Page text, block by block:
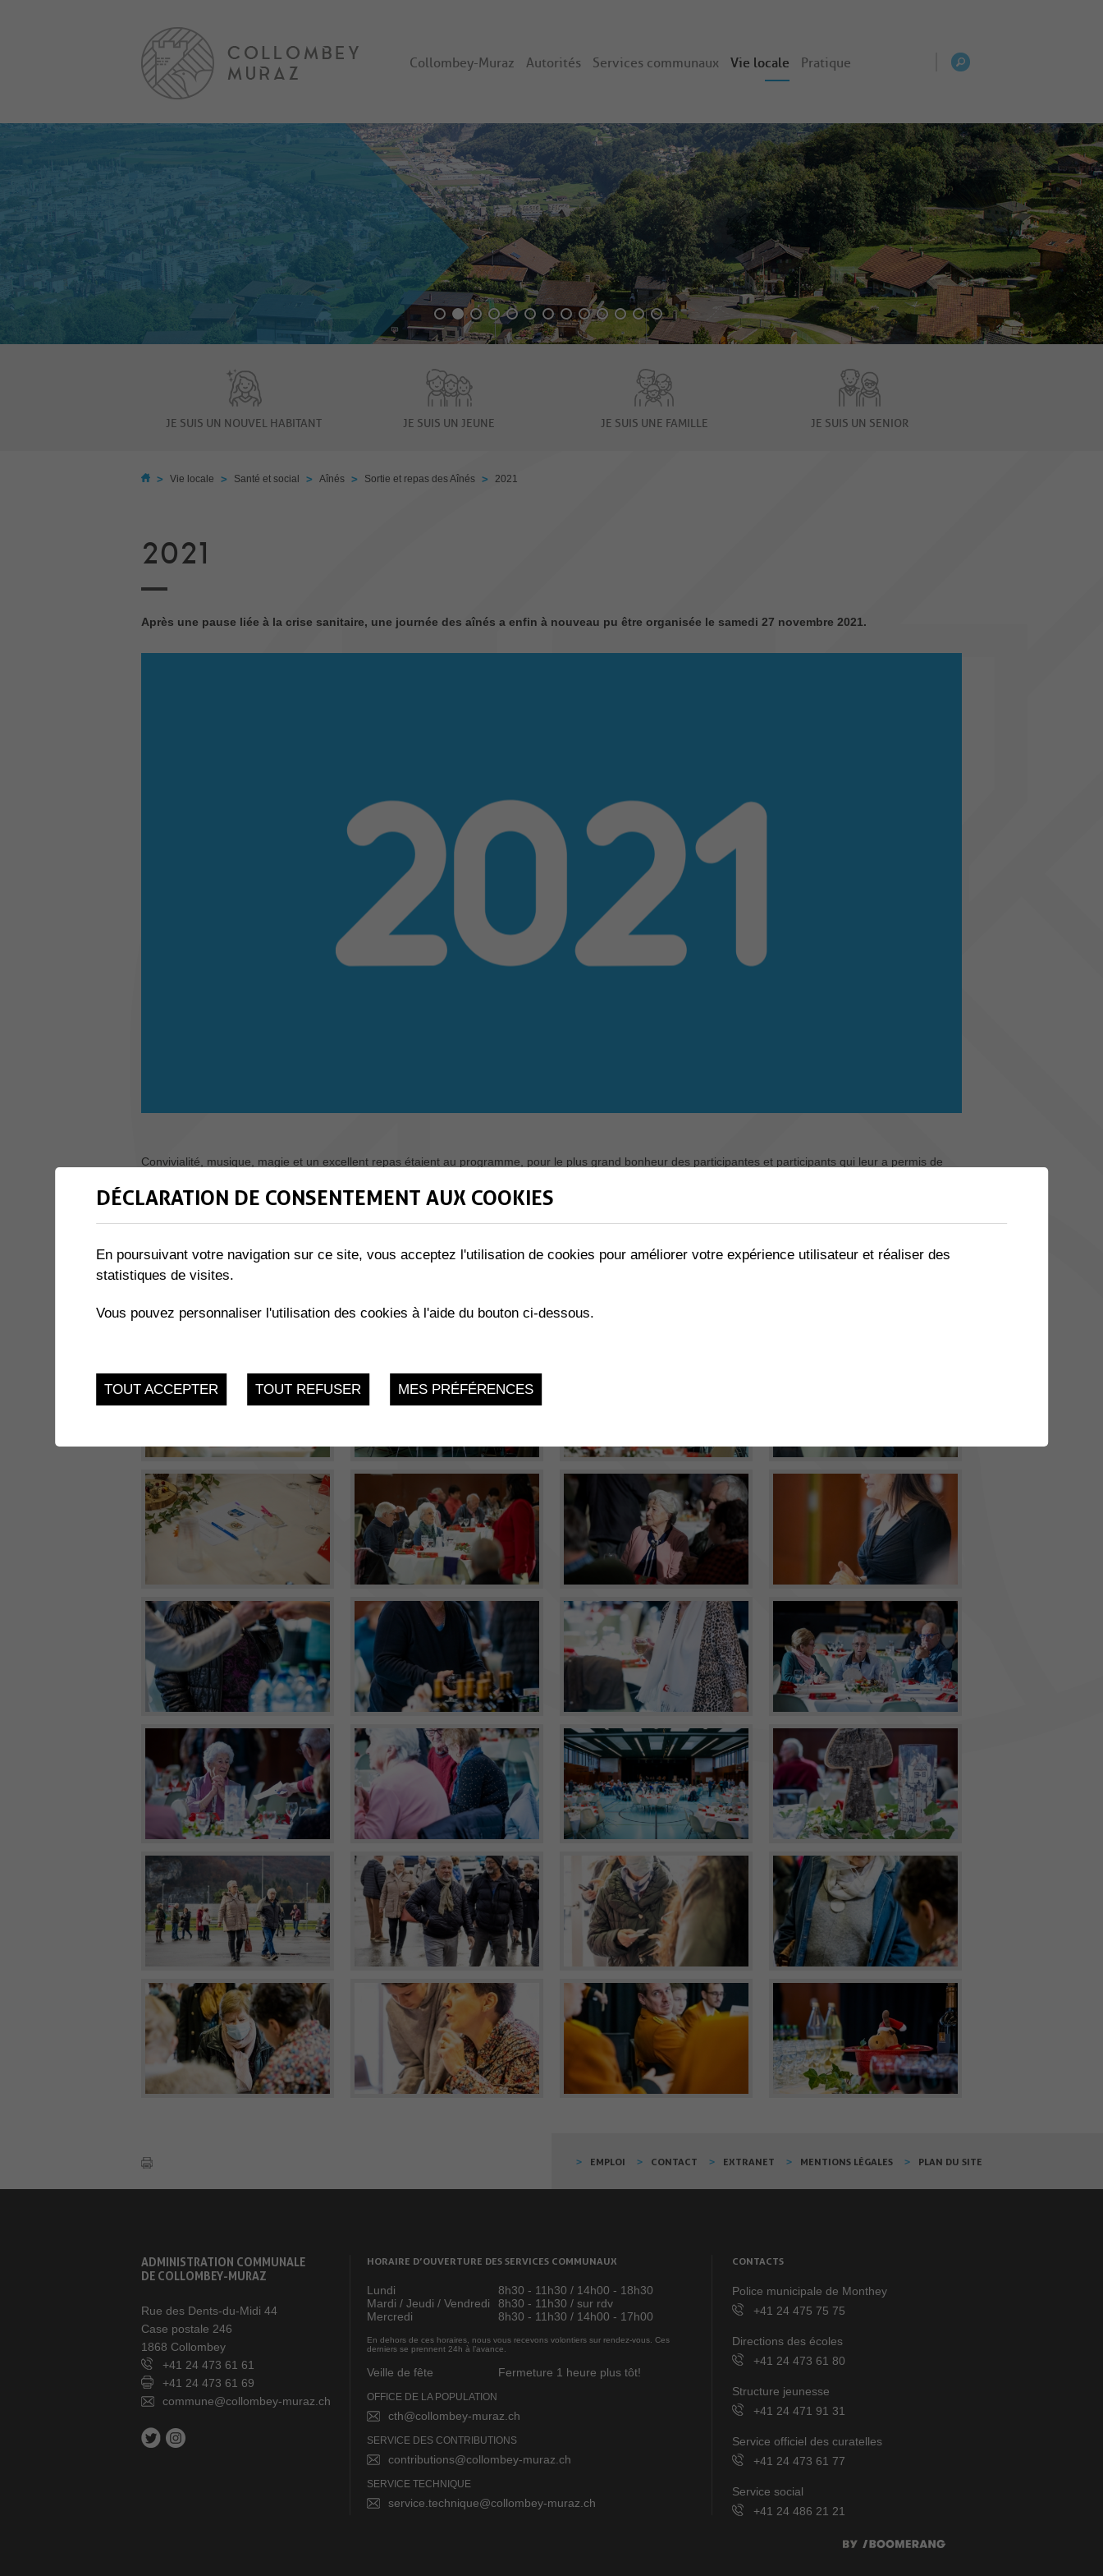
Collombey-Muraz Autorités Services communaux Vie locale Pratique
JE SUIS UN NOUVEL HABITANT JE SUIS UN JEUNE JE SUIS UNE FAMILLE JE SUIS UN SENIOR
> Vie locale > Santé et social > Aînés > Sortie et repas des Aînés > 2021
2021
Après une pause liée à la crise sanitaire, une journée des aînés a enfin à nouveau pu être organisée le samedi 27 novembre 2021.
Convivialité, musique, magie et un excellent repas étaient au programme, pour le plus grand bonheur des participantes et participants qui leur a permis de
EMPLOI CONTACT EXTRANET MENTIONS LÉGALES PLAN DU SITE
ADMINISTRATION COMMUNALE
DE COLLOMBEY-MURAZ
Rue des Dents-du-Midi 44
Case postale 246
1868 Collombey
+41 24 473 61 61
+41 24 473 61 69
commune@collombey-muraz.ch
HORAIRE D’OUVERTURE DES SERVICES COMMUNAUX
Lundi
8h30 - 11h30 / 14h00 - 18h30
Mardi / Jeudi / Vendredi
8h30 - 11h30 / sur rdv
Mercredi
8h30 - 11h30 / 14h00 - 17h00
En dehors de ces horaires, nous vous recevons volontiers sur rendez-vous. Ces
derniers se prennent 24h à l’avance.
Veille de fête Fermeture 1 heure plus tôt!
OFFICE DE LA POPULATION
cth@collombey-muraz.ch
SERVICE DES CONTRIBUTIONS
contributions@collombey-muraz.ch
SERVICE TECHNIQUE
service.technique@collombey-muraz.ch
CONTACTS
Police municipale de Monthey
+41 24 475 75 75
Directions des écoles
+41 24 473 61 80
Structure jeunesse
+41 24 471 91 31
Service officiel des curatelles
+41 24 473 61 77
Service social
+41 24 486 21 21
DÉCLARATION DE CONSENTEMENT AUX COOKIES
En poursuivant votre navigation sur ce site, vous acceptez l'utilisation de cookies pour améliorer votre expérience utilisateur et réaliser des
statistiques de visites.
Vous pouvez personnaliser l'utilisation des cookies à l'aide du bouton ci-dessous.
TOUT ACCEPTER TOUT REFUSER MES PRÉFÉRENCES